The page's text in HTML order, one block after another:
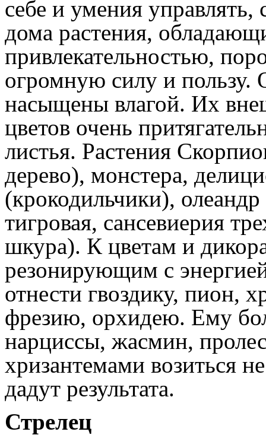
себе и умения управлять,
дома растения,
привлекательностью,
огромную силу и пользу.
насыщены влагой. Их
цветов очень
листья. Растения
дерево), монстера,
(крокодильчики),
тигровая, сансевиерия
шкура). К цветам и
резонирующим с
отнести гвоздику, пион,
фрезию, орхидею. Ему
нарциссы, жасмин,
хризантемами возиться
дадут результата.
Стрелец